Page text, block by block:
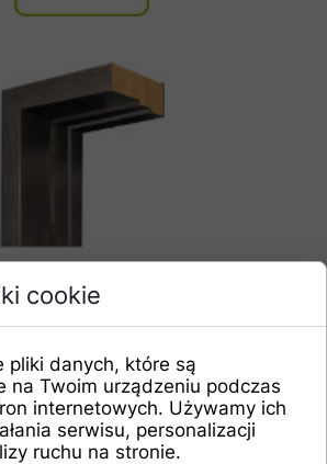
uszczelką
cookie
pliki danych, które są
na Twoim urządzeniu podczas
internetowych. Używamy ich
serwisu, personalizacji
ruchu na stronie.